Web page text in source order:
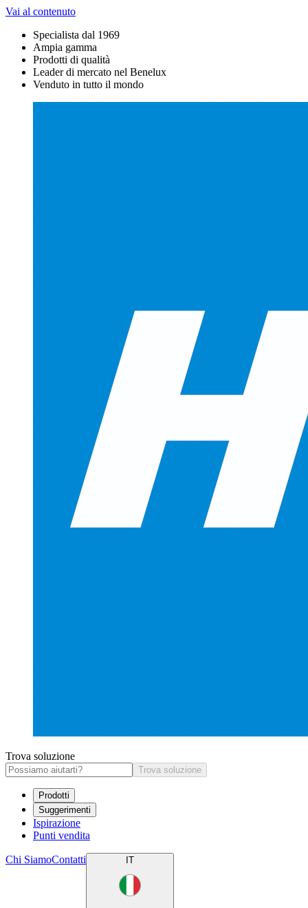
Vai al contenuto
Specialista dal 1969
Ampia gamma
Prodotti di qualità
Leader di mercato nel Benelux
Venduto in tutto il mondo
Trova soluzione
Trova soluzione
Prodotti
Suggerimenti
Ispirazione
Punti vendita
Chi SiamoContatti IT